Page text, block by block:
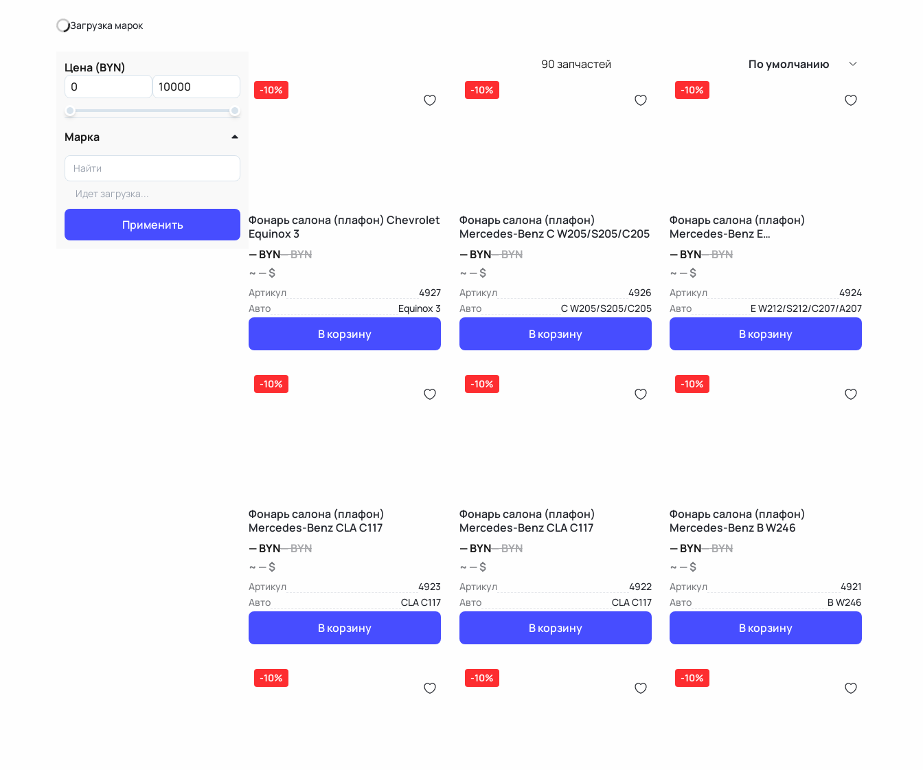
Загрузка марок
Загрузка марок
Цена (BYN)
Марка
Идет загрузка...
Применить
90запчастей По умолчанию
-10%
Фонарь салона (плафон) Chevrolet
Equinox 3
—BYN—BYN
~ — $
Артикул
4927
Авто
Equinox 3
В корзину
-10%
Фонарь салона (плафон)
Mercedes-Benz C W205/S205/C205
—BYN—BYN
~ — $
Артикул
4926
Авто
C W205/S205/C205
В корзину
-10%
Фонарь салона (плафон)
Mercedes-Benz E
W212/S212/C207/A207
—BYN—BYN
~ — $
Артикул
4924
Авто
E W212/S212/C207/A207
В корзину
-10%
Фонарь салона (плафон)
Mercedes-Benz CLA C117
—BYN—BYN
~ — $
Артикул
4923
Авто
CLA C117
В корзину
-10%
Фонарь салона (плафон)
Mercedes-Benz CLA C117
—BYN—BYN
~ — $
Артикул
4922
Авто
CLA C117
В корзину
-10%
Фонарь салона (плафон)
Mercedes-Benz B W246
—BYN—BYN
~ — $
Артикул
4921
Авто
B W246
В корзину
-10% -10% -10%